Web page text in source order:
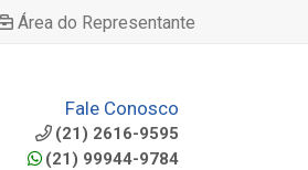
Área do Representante
Fale Conosco
(21) 2616-9595
(21) 99944-9784